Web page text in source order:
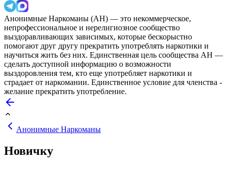
Анонимные Наркоманы (АН) — это некоммерческое,
непрофессиональное и нерелигиозное сообщество
выздоравливающих зависимых, которые бескорыстно
помогают друг другу прекратить употреблять наркотики и
научиться жить без них. Единственная цель сообщества АН —
сделать доступной информацию о возможности
выздоровления тем, кто еще употребляет наркотики и
страдает от наркомании. Единственное условие для членства -
желание прекратить употребление.
Анонимные Наркоманы
Новичку